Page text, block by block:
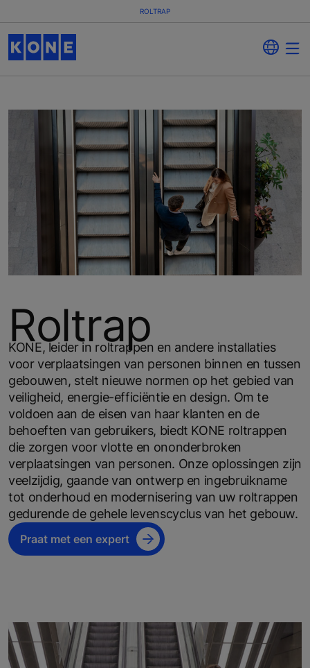
ROLTRAP
Roltrap
KONE, leider in roltrappen en andere installaties
voor verplaatsingen van personen binnen en tussen
gebouwen, stelt nieuwe normen op het gebied van
veiligheid, energie-efficiëntie en design. Om te
voldoen aan de eisen van haar klanten en de
behoeften van gebruikers, biedt KONE roltrappen
die zorgen voor vlotte en ononderbroken
verplaatsingen van personen. Onze oplossingen zijn
veelzijdig, gaande van ontwerp en ingebruikname
tot onderhoud en modernisering van uw roltrappen
gedurende de gehele levenscyclus van het gebouw.
Praat met een expert